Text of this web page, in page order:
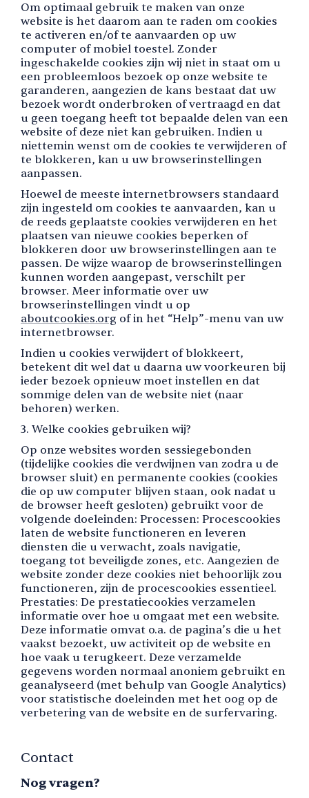
Om optimaal gebruik te maken van onze
website is het daarom aan te raden om cookies
te activeren en/of te aanvaarden op uw
computer of mobiel toestel. Zonder
ingeschakelde cookies zijn wij niet in staat om u
een probleemloos bezoek op onze website te
garanderen, aangezien de kans bestaat dat uw
bezoek wordt onderbroken of vertraagd en dat
u geen toegang heeft tot bepaalde delen van een
website of deze niet kan gebruiken. Indien u
niettemin wenst om de cookies te verwijderen of
te blokkeren, kan u uw browserinstellingen
aanpassen.
Hoewel de meeste internetbrowsers standaard
zijn ingesteld om cookies te aanvaarden, kan u
de reeds geplaatste cookies verwijderen en het
plaatsen van nieuwe cookies beperken of
blokkeren door uw browserinstellingen aan te
passen. De wijze waarop de browserinstellingen
kunnen worden aangepast, verschilt per
browser. Meer informatie over uw
browserinstellingen vindt u op
aboutcookies.org of in het “Help”-menu van uw
internetbrowser.
Indien u cookies verwijdert of blokkeert,
betekent dit wel dat u daarna uw voorkeuren bij
ieder bezoek opnieuw moet instellen en dat
sommige delen van de website niet (naar
behoren) werken.
3. Welke cookies gebruiken wij?
Op onze websites worden sessiegebonden
(tijdelijke cookies die verdwijnen van zodra u de
browser sluit) en permanente cookies (cookies
die op uw computer blijven staan, ook nadat u
de browser heeft gesloten) gebruikt voor de
volgende doeleinden: Processen: Procescookies
laten de website functioneren en leveren
diensten die u verwacht, zoals navigatie,
toegang tot beveiligde zones, etc. Aangezien de
website zonder deze cookies niet behoorlijk zou
functioneren, zijn de procescookies essentieel.
Prestaties: De prestatiecookies verzamelen
informatie over hoe u omgaat met een website.
Deze informatie omvat o.a. de pagina’s die u het
vaakst bezoekt, uw activiteit op de website en
hoe vaak u terugkeert. Deze verzamelde
gegevens worden normaal anoniem gebruikt en
geanalyseerd (met behulp van Google Analytics)
voor statistische doeleinden met het oog op de
verbetering van de website en de surfervaring.
Contact
Nog vragen?